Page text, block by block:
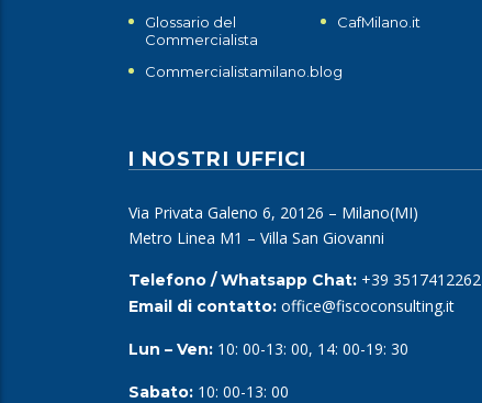
Glossario del
Commercialista
CafMilano.it
Commercialistamilano.blog
I NOSTRI UFFICI
Via Privata Galeno 6, 20126 – Milano(MI)
Metro Linea M1 – Villa San Giovanni
Telefono / Whatsapp Chat: +39 3517412262
Email di contatto: office@fiscoconsulting.it
Lun – Ven: 10: 00-13: 00, 14: 00-19: 30
Sabato: 10: 00-13: 00